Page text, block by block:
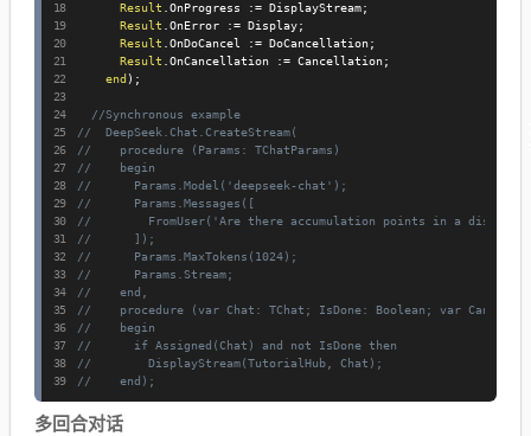
Result
OnProgress := DisplayStream;
Result
OnError := Display;
Result
OnDoCancel := DoCancellation;
Result
OnCancellation := Cancellation;
end ) ;
//Synchronous example
//  DeepSeek.Chat.CreateStream(
//    procedure (Params: TChatParams)
//    begin
//      Params.Model('deepseek-chat');
//      Params.Messages([
//        FromUser('Are there accumulation points in a discrete
//      ]);
//      Params.MaxTokens(1024);
//      Params.Stream;
//    end,
//    procedure (var Chat: TChat; IsDone: Boolean; var Cancel:
//    begin
//      if Assigned(Chat) and not IsDone then
//        DisplayStream(TutorialHub, Chat);
//    end);
多回合对话